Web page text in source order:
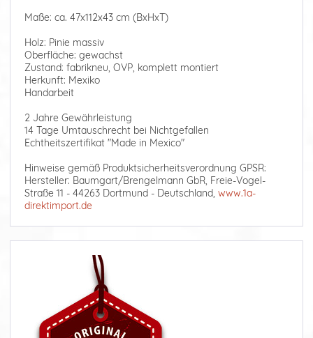
Maße: ca. 47x112x43 cm (BxHxT)
Holz: Pinie massiv
Oberfläche: gewachst
Zustand: fabrikneu, OVP, komplett montiert
Herkunft: Mexiko
Handarbeit
2 Jahre Gewährleistung
14 Tage Umtauschrecht bei Nichtgefallen
Echtheitszertifikat "Made in Mexico"
Hinweise gemäß Produktsicherheitsverordnung GPSR:
Hersteller: Baumgart/Brengelmann GbR, Freie-Vogel-
Straße 11 - 44263 Dortmund - Deutschland, www.1a-
direktimport.de